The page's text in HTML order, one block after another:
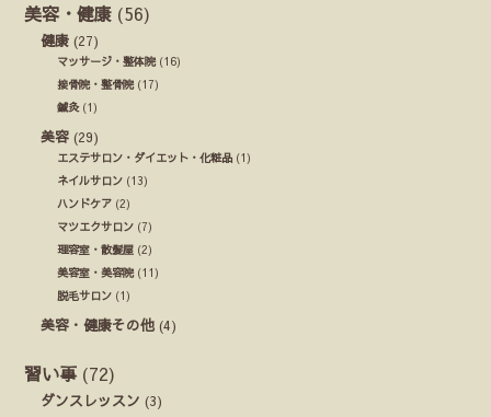
美容・健康 (56)
健康 (27)
マッサージ・整体院(16)
接骨院・整骨院(17)
鍼灸(1)
美容 (29)
エステサロン・ダイエット・化粧品 (1)
ネイルサロン (13)
ハンドケア (2)
マツエクサロン (7)
理容室・散髪屋 (2)
美容室・美容院(11)
脱毛サロン (1)
美容・健康その他 (4)
習い事 (72)
ダンスレッスン (3)